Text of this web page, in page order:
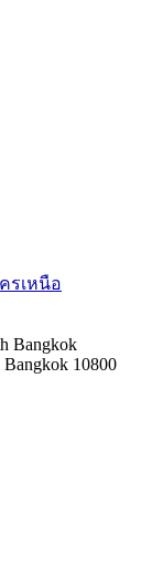
รเหนือ
Bangkok
Bangkok 10800